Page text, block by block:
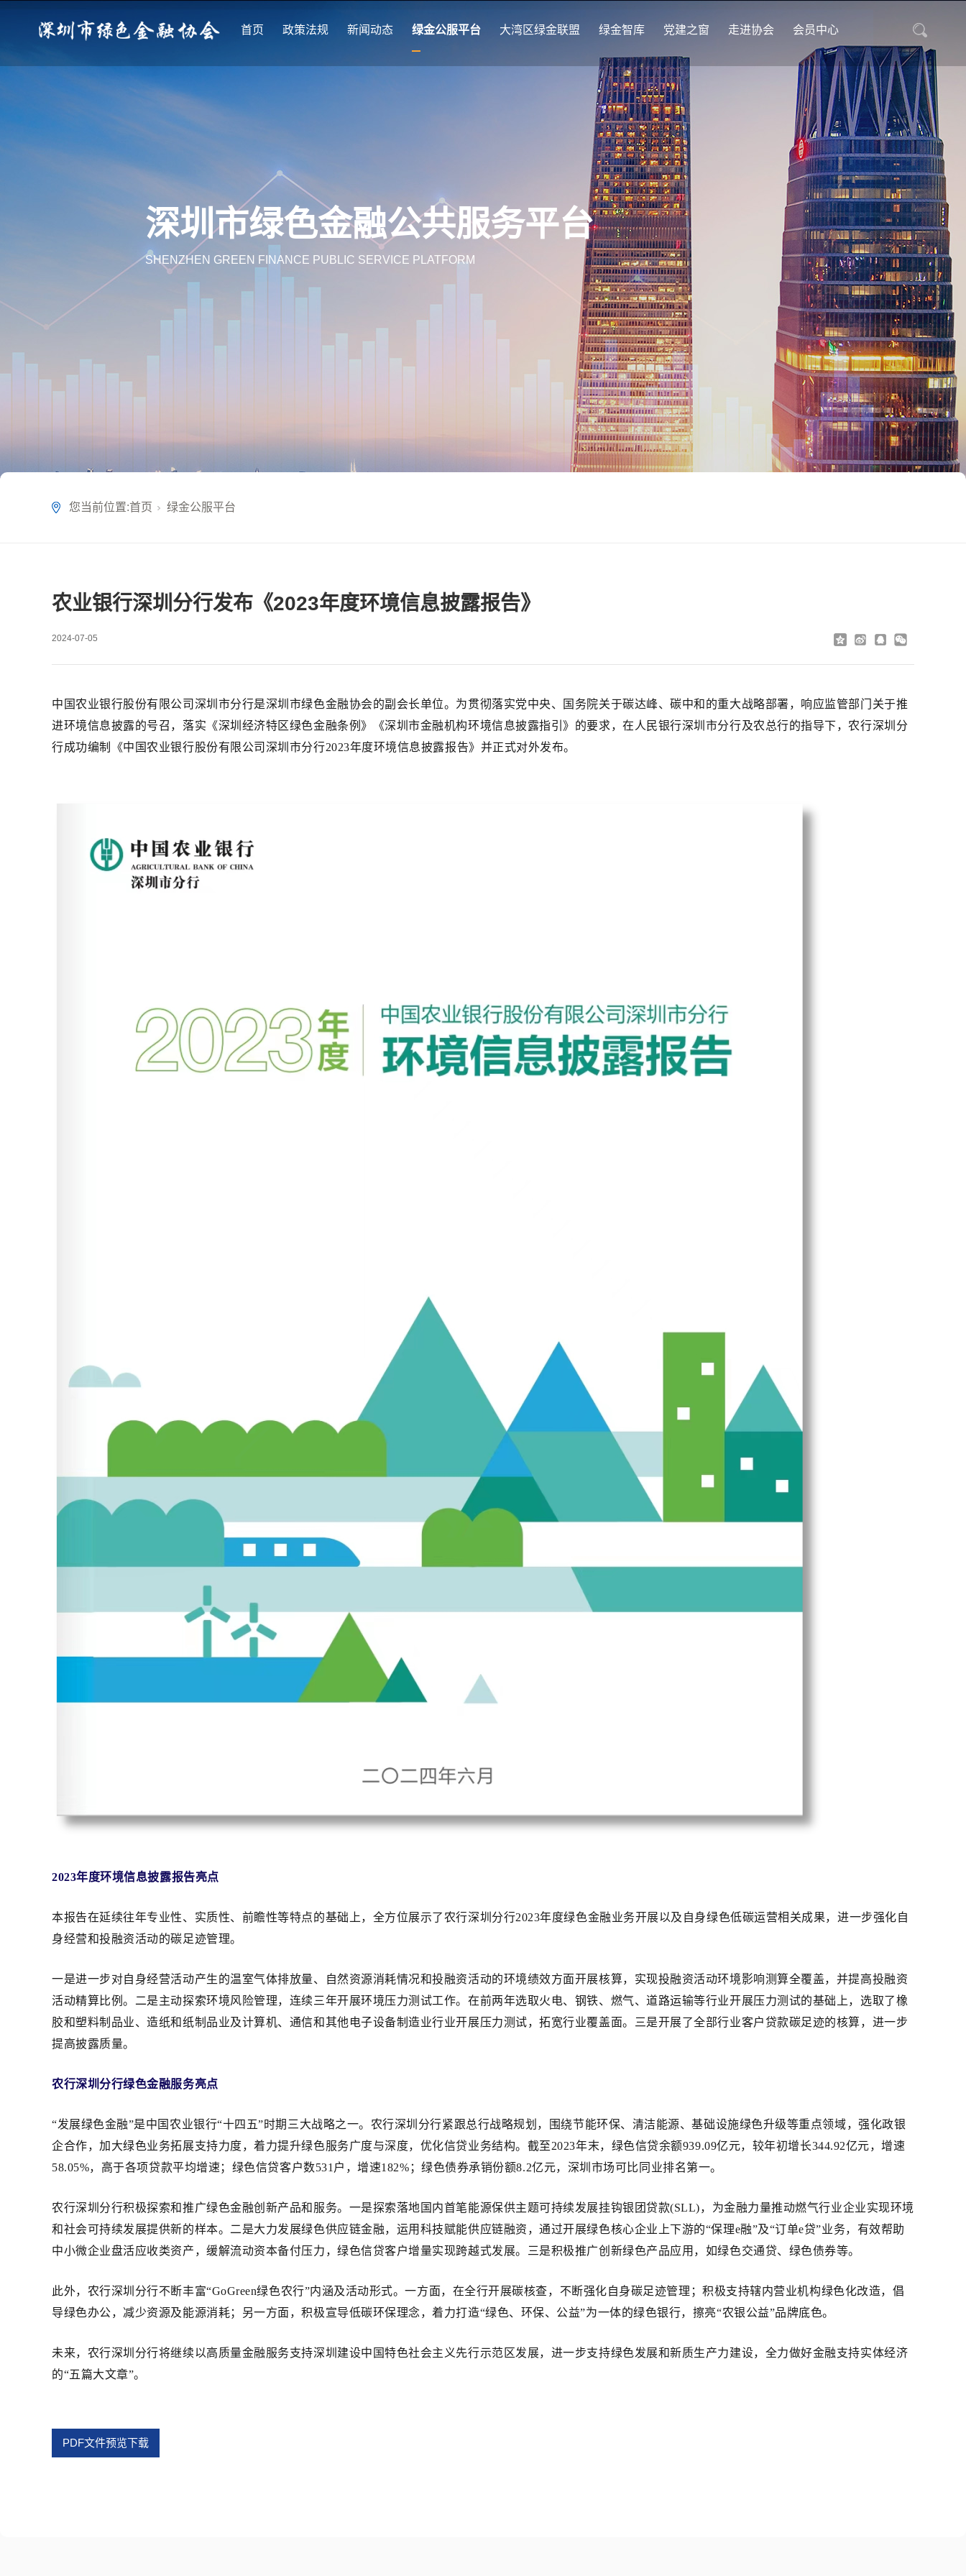
首页 政策法规 新闻动态 绿金公服平台 大湾区绿金联盟 绿金智库 党建之窗 走进协会 会员中心
深圳市绿色金融公共服务平台
SHENZHEN GREEN FINANCE PUBLIC SERVICE PLATFORM
您当前位置:首页 绿金公服平台
农业银行深圳分行发布《2023年度环境信息披露报告》
2024-07-05
中国农业银行股份有限公司深圳市分行是深圳市绿色金融协会的副会长单位。为贯彻落实党中央、国务院关于碳达峰、碳中和的重大战略部署，响应监管部门关于推
进环境信息披露的号召，落实《深圳经济特区绿色金融条例》《深圳市金融机构环境信息披露指引》的要求，在人民银行深圳市分行及农总行的指导下，农行深圳分
行成功编制《中国农业银行股份有限公司深圳市分行2023年度环境信息披露报告》并正式对外发布。
2023年度环境信息披露报告亮点
本报告在延续往年专业性、实质性、前瞻性等特点的基础上，全方位展示了农行深圳分行2023年度绿色金融业务开展以及自身绿色低碳运营相关成果，进一步强化自
身经营和投融资活动的碳足迹管理。
一是进一步对自身经营活动产生的温室气体排放量、自然资源消耗情况和投融资活动的环境绩效方面开展核算，实现投融资活动环境影响测算全覆盖，并提高投融资
活动精算比例。二是主动探索环境风险管理，连续三年开展环境压力测试工作。在前两年选取火电、钢铁、燃气、道路运输等行业开展压力测试的基础上，选取了橡
胶和塑料制品业、造纸和纸制品业及计算机、通信和其他电子设备制造业行业开展压力测试，拓宽行业覆盖面。三是开展了全部行业客户贷款碳足迹的核算，进一步
提高披露质量。
农行深圳分行绿色金融服务亮点
“发展绿色金融”是中国农业银行“十四五”时期三大战略之一。农行深圳分行紧跟总行战略规划，围绕节能环保、清洁能源、基础设施绿色升级等重点领域，强化政银
企合作，加大绿色业务拓展支持力度，着力提升绿色服务广度与深度，优化信贷业务结构。截至2023年末，绿色信贷余额939.09亿元，较年初增长344.92亿元，增速
58.05%，高于各项贷款平均增速；绿色信贷客户数531户，增速182%；绿色债券承销份额8.2亿元，深圳市场可比同业排名第一。
农行深圳分行积极探索和推广绿色金融创新产品和服务。一是探索落地国内首笔能源保供主题可持续发展挂钩银团贷款(SLL)，为金融力量推动燃气行业企业实现环境
和社会可持续发展提供新的样本。二是大力发展绿色供应链金融，运用科技赋能供应链融资，通过开展绿色核心企业上下游的“保理e融”及“订单e贷”业务，有效帮助
中小微企业盘活应收类资产，缓解流动资本备付压力，绿色信贷客户增量实现跨越式发展。三是积极推广创新绿色产品应用，如绿色交通贷、绿色债券等。
此外，农行深圳分行不断丰富“GoGreen绿色农行”内涵及活动形式。一方面，在全行开展碳核查，不断强化自身碳足迹管理；积极支持辖内营业机构绿色化改造，倡
导绿色办公，减少资源及能源消耗；另一方面，积极宣导低碳环保理念，着力打造“绿色、环保、公益”为一体的绿色银行，擦亮“农银公益”品牌底色。
未来，农行深圳分行将继续以高质量金融服务支持深圳建设中国特色社会主义先行示范区发展，进一步支持绿色发展和新质生产力建设，全力做好金融支持实体经济
的“五篇大文章”。
PDF文件预览下载